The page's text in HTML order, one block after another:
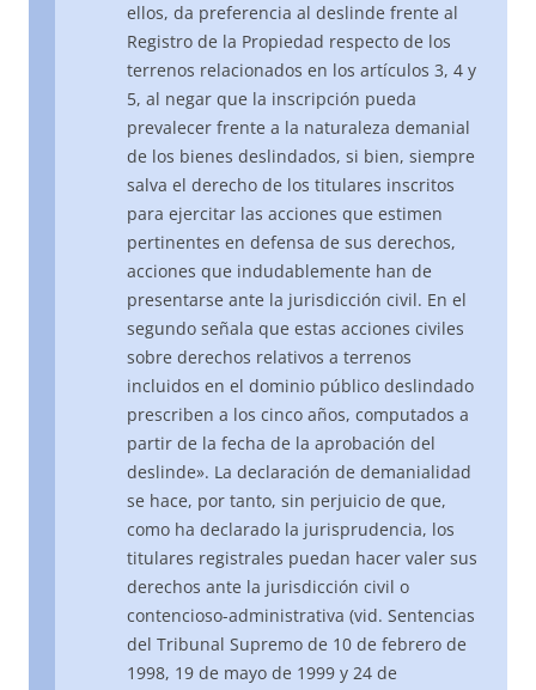
ellos, da preferencia al deslinde frente al
Registro de la Propiedad respecto de los
terrenos relacionados en los artículos 3, 4 y
5, al negar que la inscripción pueda
prevalecer frente a la naturaleza demanial
de los bienes deslindados, si bien, siempre
salva el derecho de los titulares inscritos
para ejercitar las acciones que estimen
pertinentes en defensa de sus derechos,
acciones que indudablemente han de
presentarse ante la jurisdicción civil. En el
segundo señala que estas acciones civiles
sobre derechos relativos a terrenos
incluidos en el dominio público deslindado
prescriben a los cinco años, computados a
partir de la fecha de la aprobación del
deslinde». La declaración de demanialidad
se hace, por tanto, sin perjuicio de que,
como ha declarado la jurisprudencia, los
titulares registrales puedan hacer valer sus
derechos ante la jurisdicción civil o
contencioso-administrativa (vid. Sentencias
del Tribunal Supremo de 10 de febrero de
1998, 19 de mayo de 1999 y 24 de